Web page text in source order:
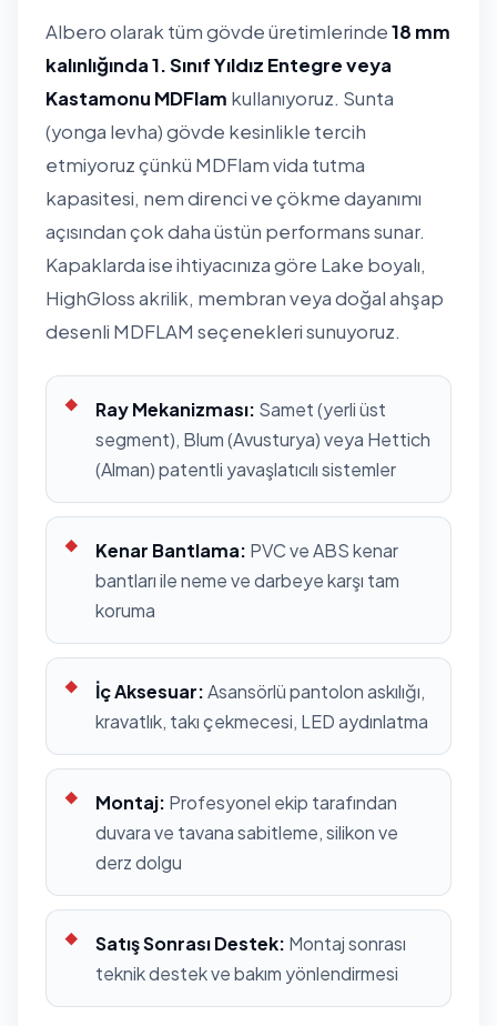
Albero olarak tüm gövde üretimlerinde18 mm
kalınlığında 1. Sınıf Yıldız Entegre veya
Kastamonu MDFlam kullanıyoruz. Sunta
(yonga levha) gövde kesinlikle tercih
etmiyoruz çünkü MDFlam vida tutma
kapasitesi, nem direnci ve çökme dayanımı
açısından çok daha üstün performans sunar.
Kapaklarda ise ihtiyacınıza göre Lake boyalı,
HighGloss akrilik, membran veya doğal ahşap
desenli MDFLAM seçenekleri sunuyoruz.
Ray Mekanizması: Samet (yerli üst
segment), Blum (Avusturya) veya Hettich
(Alman) patentli yavaşlatıcılı sistemler
Kenar Bantlama: PVC ve ABS kenar
bantları ile neme ve darbeye karşı tam
koruma
İç Aksesuar:Asansörlü pantolon askılığı,
kravatlık, takı çekmecesi, LED aydınlatma
Montaj: Profesyonel ekip tarafından
duvara ve tavana sabitleme, silikon ve
derz dolgu
Satış Sonrası Destek: Montaj sonrası
teknik destek ve bakım yönlendirmesi